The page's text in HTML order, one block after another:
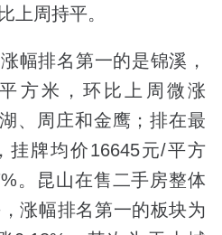
上周持平。
排名第一的是锦溪，
方米，环比上周微涨
、周庄和金鹰；排在最
挂牌均价16645元/平方
。昆山在售二手房整体
涨幅排名第一的板块为